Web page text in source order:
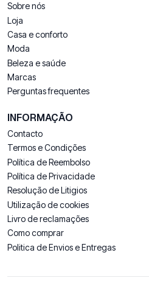
Sobre nós
Loja
Casa e conforto
Moda
Beleza e saúde
Marcas
Perguntas frequentes
INFORMAÇÃO
Contacto
Termos e Condições
Política de Reembolso
Política de Privacidade
Resolução de Litigios
Utilização de cookies
Livro de reclamações
Como comprar
Politica de Envios e Entregas